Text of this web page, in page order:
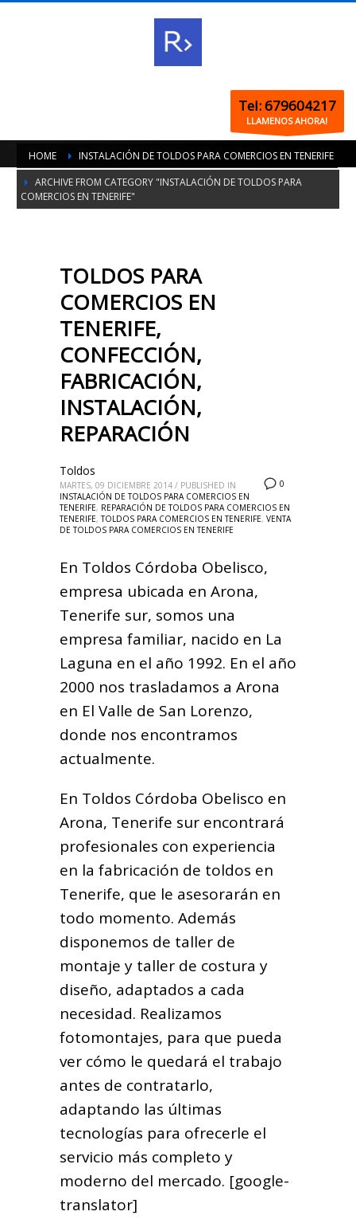
Tel: 679604217
LLAMENOS AHORA!
HOME
INSTALACIÓN DE TOLDOS PARA COMERCIOS EN TENERIFE
ARCHIVE FROM CATEGORY "INSTALACIÓN DE TOLDOS PARA
COMERCIOS EN TENERIFE"
TOLDOS PARA
COMERCIOS EN
TENERIFE,
CONFECCIÓN,
FABRICACIÓN,
INSTALACIÓN,
REPARACIÓN
0
Toldos
MARTES, 09 DICIEMBRE 2014 / PUBLISHED IN
INSTALACIÓN DE TOLDOS PARA COMERCIOS EN
TENERIFE, REPARACIÓN DE TOLDOS PARA COMERCIOS EN
TENERIFE,TOLDOS PARA COMERCIOS EN TENERIFE, VENTA
DE TOLDOS PARA COMERCIOS EN TENERIFE
En Toldos Córdoba Obelisco,
empresa ubicada en Arona,
Tenerife sur, somos una
empresa familiar, nacido en La
Laguna en el año 1992. En el año
2000 nos trasladamos a Arona
en El Valle de San Lorenzo,
donde nos encontramos
actualmente.
En Toldos Córdoba Obelisco en
Arona, Tenerife sur encontrará
profesionales con experiencia
en la fabricación de toldos en
Tenerife, que le asesorarán en
todo momento. Además
disponemos de taller de
montaje y taller de costura y
diseño, adaptados a cada
necesidad. Realizamos
fotomontajes, para que pueda
ver cómo le quedará el trabajo
antes de contratarlo,
adaptando las últimas
tecnologías para ofrecerle el
servicio más completo y
moderno del mercado. [google-
translator]